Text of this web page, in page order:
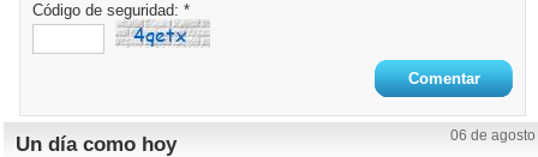
Código de seguridad: *
Un día como hoy 06 de agosto